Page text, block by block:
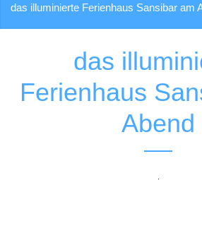
das illuminierte Ferienhaus Sansibar am
das
Ferienhaus
Abend